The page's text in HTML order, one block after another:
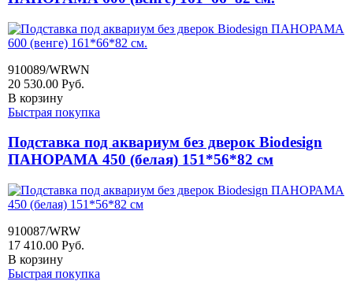
910089/WRWN
20 530.00 Руб.
В корзину
Быстрая покупка
Подставка под аквариум без дверок Biodesign
ПАНОРАМА 450 (белая) 151*56*82 см
910087/WRW
17 410.00 Руб.
В корзину
Быстрая покупка